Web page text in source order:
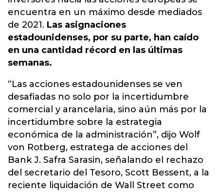
encuentra en un máximo desde mediados
de 2021. Las asignaciones
estadounidenses, por su parte, han caído
en una cantidad récord en las últimas
semanas.
“Las acciones estadounidenses se ven
desafiadas no solo por la incertidumbre
comercial y arancelaria, sino aún más por la
incertidumbre sobre la estrategia
económica de la administración”, dijo Wolf
von Rotberg, estratega de acciones del
Bank J. Safra Sarasin, señalando el rechazo
del secretario del Tesoro, Scott Bessent, a la
reciente liquidación de Wall Street como